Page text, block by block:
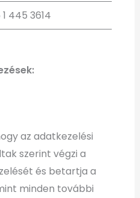
1 445 3614
az adatkezelési
szerint végzi a
és betartja a
minden további